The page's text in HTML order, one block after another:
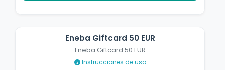
Eneba Giftcard 50 EUR
Eneba Giftcard 50 EUR
Instrucciones de uso